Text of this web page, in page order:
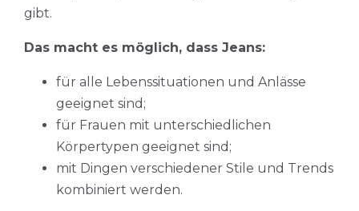
gibt.
Das macht es möglich, dass Jeans:
für alle Lebenssituationen und Anlässe
geeignet sind;
für Frauen mit unterschiedlichen
Körpertypen geeignet sind;
mit Dingen verschiedener Stile und Trends
kombiniert werden.